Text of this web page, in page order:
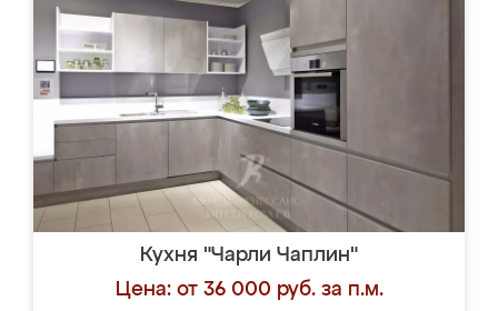
Кухня "Чарли Чаплин"
Цена: от 36 000 руб. за п.м.